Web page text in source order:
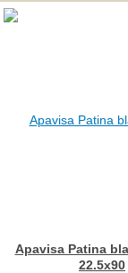
Apavisa Patina
22.5x90